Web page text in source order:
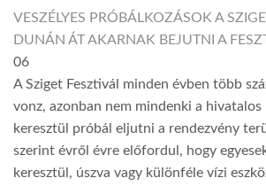
VESZÉLYES PRÓBÁLKOZÁSOK A
DUNÁN ÁT AKARNAK BEJUTNI A
06
A Sziget Fesztivál minden évben több
vonz, azonban nem mindenki a
keresztül próbál eljutni a rendezvény
szerint évről évre előfordul, hogy
keresztül, úszva vagy különféle vízi